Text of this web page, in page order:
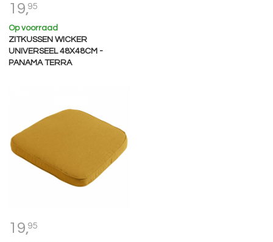
19,95
Op voorraad
ZITKUSSEN WICKER
UNIVERSEEL 48X48CM -
PANAMA TERRA
19,95